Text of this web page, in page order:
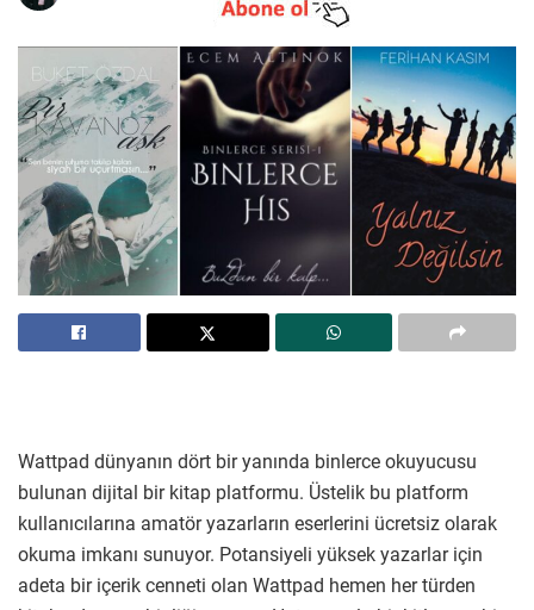
Wattpad dünyanın dört bir yanında binlerce okuyucusu
bulunan dijital bir kitap platformu. Üstelik bu platform
kullanıcılarına amatör yazarların eserlerini ücretsiz olarak
okuma imkanı sunuyor. Potansiyeli yüksek yazarlar için
adeta bir içerik cenneti olan Wattpad hemen her türden